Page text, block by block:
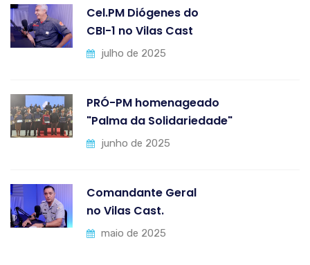
Cel.PM Diógenes do
CBI-1 no Vilas Cast
julho de 2025
PRÓ-PM homenageado
"Palma da Solidariedade"
junho de 2025
Comandante Geral
no Vilas Cast.
maio de 2025